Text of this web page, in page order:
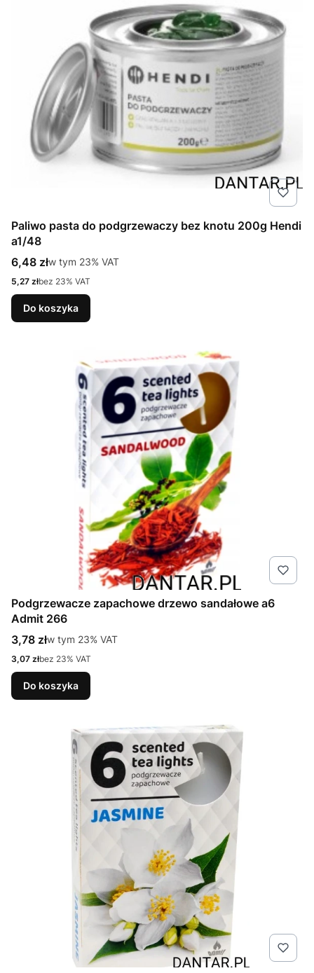
Paliwo pasta do podgrzewaczy bez knotu 200g Hendi
a1/48
Cena brutto
6,48 złw tym %s VAT
w tym 23% VAT
Cena netto
5,27 złbez 23% VAT
Do koszyka
Podgrzewacze zapachowe drzewo sandałowe a6
Admit 266
Cena brutto
3,78 złw tym %s VAT
w tym 23% VAT
Cena netto
3,07 złbez 23% VAT
Do koszyka